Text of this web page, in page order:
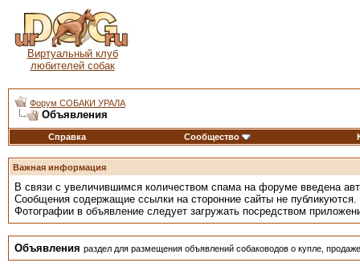
Виртуальный клуб
любителей собак
Форум СОБАКИ УРАЛА
Объявления
Справка Сообщество
Важная информация
В связи с увеличившимся количеством спама на форуме введена
Сообщения содержащие ссылки на сторонние сайты не публикуются.
Фотографии в объявление следует загружать посредством
Объявления раздел для размещения объявлений собаководов о купле,